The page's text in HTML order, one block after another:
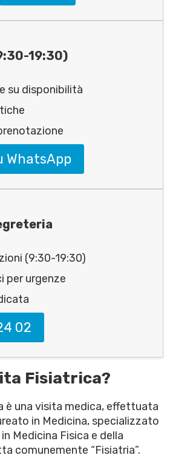
19:30)
su disponibilità
WhatsApp
(9:30-19:30)
per urgenze
02
Fisiatrica?
è una visita medica, effettuata
in Medicina, specializzato
Medicina Fisica e della
comunemente “Fisiatria”.